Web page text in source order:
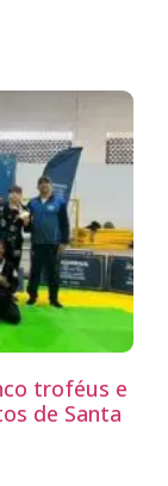
troféus e
de Santa